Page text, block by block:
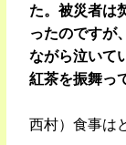
た。被災者は
ったのですが
ながら泣いて
紅茶を振舞っ
西村）食事は